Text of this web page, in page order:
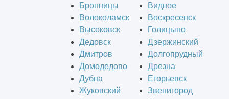
Бронницы
Видное
Волоколамск
Воскресенск
Высоковск
Голицыно
Дедовск
Дзержинский
Дмитров
Долгопрудный
Домодедово
Дрезна
Дубна
Егорьевск
Жуковский
Звенигород